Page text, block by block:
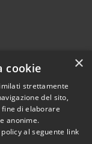
© 2026 • Comune di
• Powered by
•Accesso
×
cookie
strettamente
del sito,
di elaborare
anonime.
al seguente link